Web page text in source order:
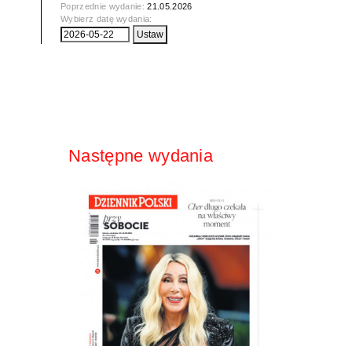
Poprzednie wydanie:21.05.2026
Wybierz datę wydania:
Następne wydania